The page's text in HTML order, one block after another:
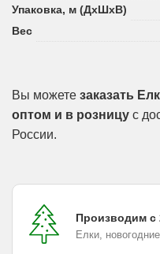
Упаковка, м (ДхШхВ)
Вес
Вы можете заказать
оптом и в розницу с
России.
Производим с
Елки,